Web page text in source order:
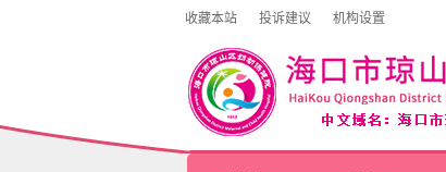
收藏本站 投诉建议 机构设置